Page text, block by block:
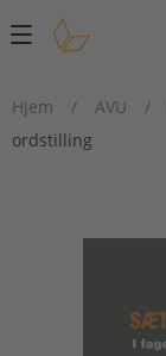
Main
Hjem
/ AVU /
ordstilling